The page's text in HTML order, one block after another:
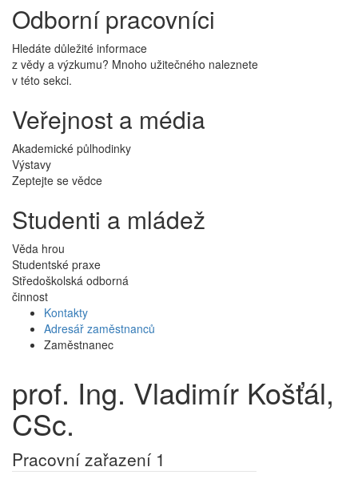
Odborní pracovníci
Hledáte důležité informace
z vědy a výzkumu? Mnoho užitečného naleznete
v této sekci.
Veřejnost a média
Akademické půlhodinky
Výstavy
Zeptejte se vědce
Studenti a mládež
Věda hrou
Studentské praxe
Středoškolská odborná
činnost
Kontakty
Adresář zaměstnanců
Zaměstnanec
prof. Ing. Vladimír Košťál,
CSc.
Pracovní zařazení 1